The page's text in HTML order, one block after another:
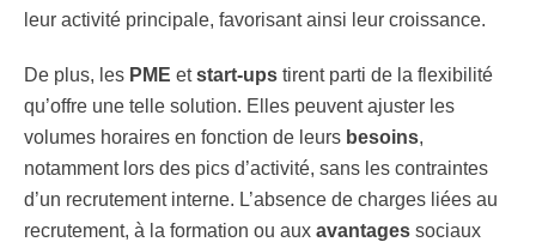
leur activité principale, favorisant ainsi leur croissance.
De plus, les PME etstart-ups tirent parti de la flexibilité
qu’offre une telle solution. Elles peuvent ajuster les
volumes horaires en fonction de leurs besoins,
notamment lors des pics d’activité, sans les contraintes
d’un recrutement interne. L’absence de charges liées au
recrutement, à la formation ou aux avantages sociaux